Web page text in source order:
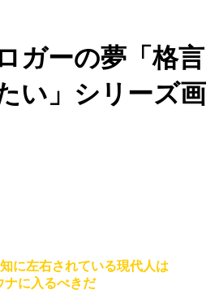
ガーの夢「格言
い」シリーズ画
に左右されている現代人は
ナに入るべきだ